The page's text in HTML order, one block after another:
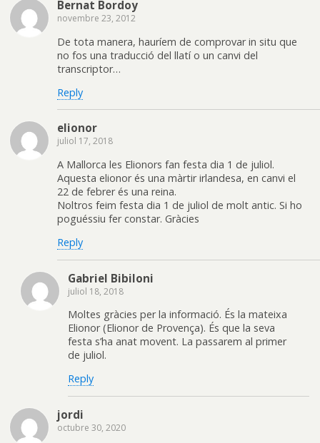
Bernat Bordoy
novembre 23, 2012
De tota manera, hauríem de comprovar in situ que
no fos una traducció del llatí o un canvi del
transcriptor…
Reply
elionor
juliol 17, 2018
A Mallorca les Elionors fan festa dia 1 de juliol.
Aquesta elionor és una màrtir irlandesa, en canvi el
22 de febrer és una reina.
Noltros feim festa dia 1 de juliol de molt antic. Si ho
poguéssiu fer constar. Gràcies
Reply
Gabriel Bibiloni
juliol 18, 2018
Moltes gràcies per la informació. És la mateixa
Elionor (Elionor de Provença). És que la seva
festa s’ha anat movent. La passarem al primer
de juliol.
Reply
jordi
octubre 30, 2020